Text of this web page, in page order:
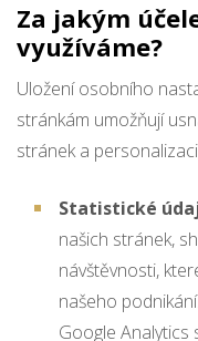
Za jakým
využíváme?
Uložení osobního
stránkám umožňují
stránek a
Statistické
našich stránek,
návštěvnosti,
našeho
Google